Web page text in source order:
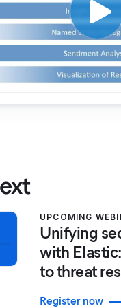
UPCOMING
Unifying
with
to threat
Register now